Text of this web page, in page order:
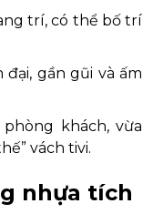
trí, có thể bố trí
gần gũi và ấm
khách, vừa
vách tivi.
nhựa tích